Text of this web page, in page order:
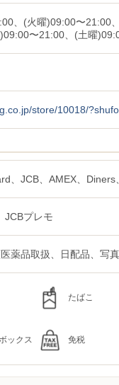
、(火曜)09:00〜21:00
〜21:00、(土曜
store/10018/
、JCB、AMEX、
JCBプレモ
薬品取扱、日配品、写
たばこ
ックス 免税